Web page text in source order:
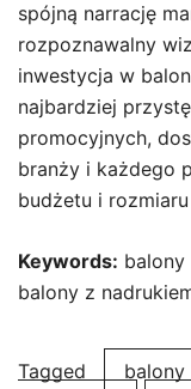
spójną narrację
rozpoznawalny
inwestycja w
najbardziej
promocyjnych,
branży i każdego
budżetu i
Keywords: balony
balony z
Tagged balony